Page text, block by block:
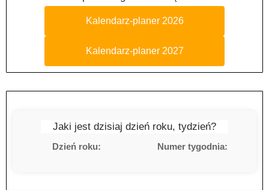
Kalendarz-planer 2026
Kalendarz-planer 2027
Jaki jest dzisiaj dzień roku, tydzień?
Dzień roku: Numer tygodnia: